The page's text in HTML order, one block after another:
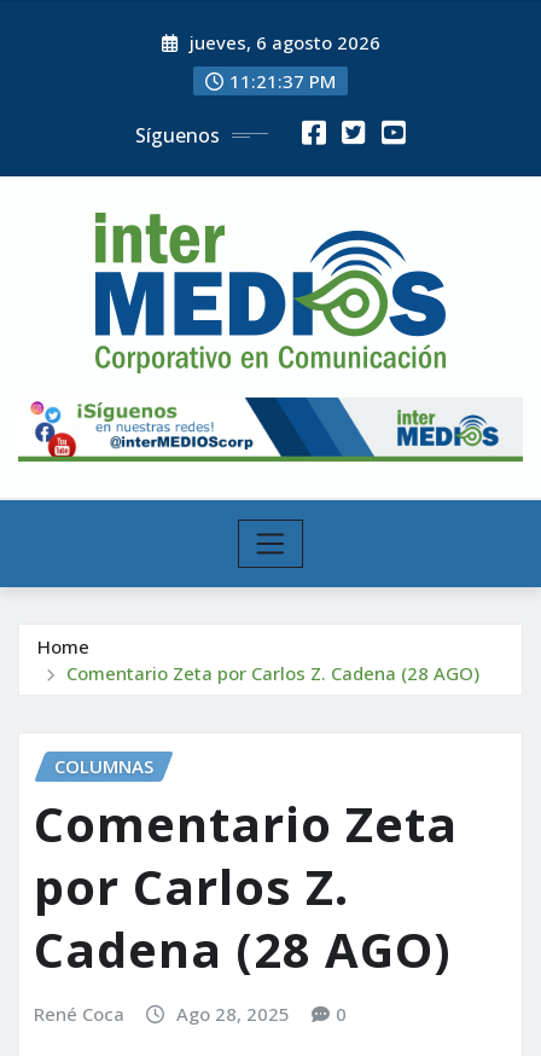
jueves, 6 agosto 2026
11:21:39 PM
Síguenos
Home
Comentario Zeta por Carlos Z. Cadena (28 AGO)
COLUMNAS
Comentario Zeta
por Carlos Z.
Cadena (28 AGO)
René Coca Ago 28, 2025 0